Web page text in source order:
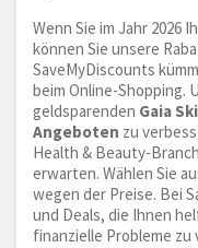
Wenn Sie im Jahr 2026
können Sie unsere
SaveMyDiscounts
beim Online-Shopping.
geldsparenden Gaia
Angeboten zu
Health & Beauty-
erwarten. Wählen Sie
wegen der Preise. Bei
und Deals, die Ihnen
finanzielle Probleme zu